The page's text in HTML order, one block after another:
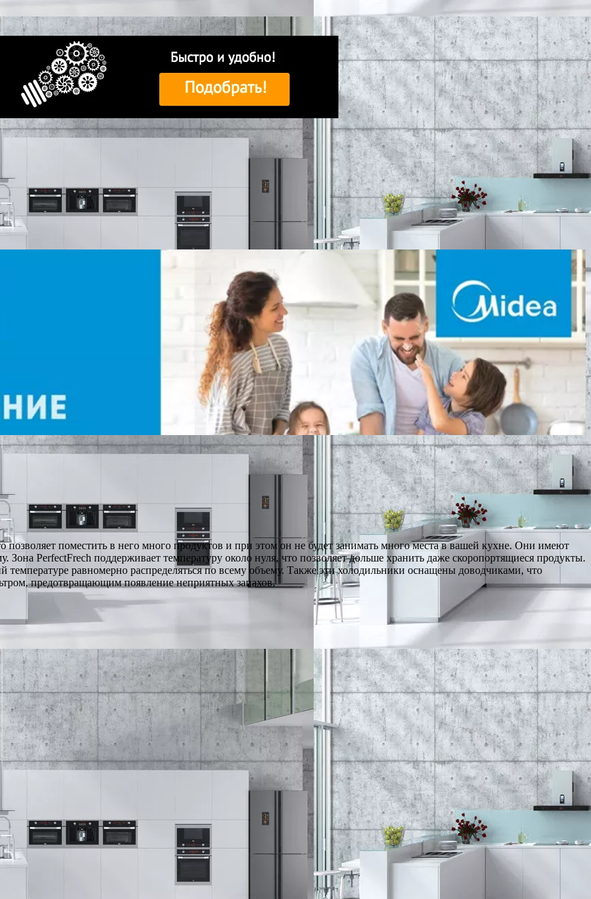
поместить в него много продуктов и при этом он не будет занимать много места в вашей кухне. Они имеют
Зона PerfectFrech поддерживает температуру около нуля, что позволяет дольше хранить даже скоропортящиеся продукты.
температуре равномерно распределяться по всему объему. Также эти холодильники оснащены доводчиками, что
предотвращающим появление неприятных запахов.